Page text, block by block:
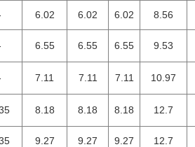
6.02 6.02 6.02 8.56
6.55 6.55 6.55 9.53
7.11 7.11 7.11 10.97
8.18 8.18 8.18 12.7
9.27 9.27 9.27 12.7